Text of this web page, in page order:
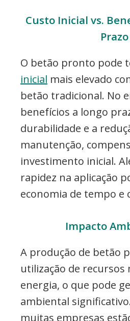
Custo Inicial vs.
Prazo
O betão pronto pode
inicial mais elevado
betão tradicional. No
benefícios a longo
durabilidade e a
manutenção,
investimento inicial.
rapidez na aplicação
economia de tempo e
Impacto
A produção de betão
utilização de recursos
energia, o que pode
ambiental
muitas empresas